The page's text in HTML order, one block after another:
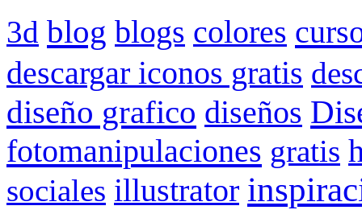
3d blog blogs colores
descargar iconos gratis
diseño grafico diseños
fotomanipulaciones gratis
sociales illustrator